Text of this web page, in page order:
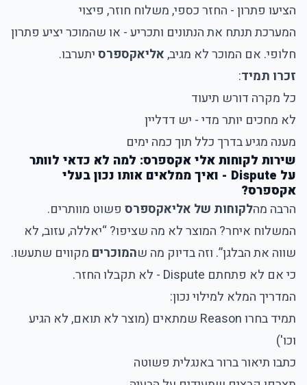
הציעו פתרון - החזר כספי, משלוח חוזר, פיצוי
המערכת תנתח את הנתונים ותכריע - או שהמוכר יציע פתרון
חלופי. אם המוכר לא מגיב,אליאקספרסיתערבו.
זכרו תמיד:
כל מקרה דורש תיעוד
לא מחכים יותר מדי - יש דדליין
מענה מגיע בדרך כלל תוך כמה ימים
שירות לקוחות אלי אקספרס: למה לא כדאי לוותר
על Dispute - ואיך ממלאים אותו נכון בעלי
אקספרס?
הרבה מהלקוחות של אליאקספרס פשוט מוותרים.
המשלוח איחר? המוצר לא מה שציפו? “יאללה, עזוב, לא
שווה את הבלגן”. וזה בדיוק מה שהמוכרים מקווים שתעשו.
כי אם לא פתחתם Dispute - לא תקבלו החזר.
המדריך המלא למילוי נכון:
תמיד בחרו Reason שמתאים (מוצר לא תואם, לא הגיע
וכו')
כתבו תיאור ברור באנגלית פשוטה